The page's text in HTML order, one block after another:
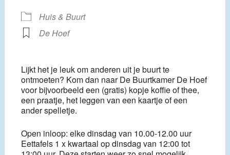
Huis & Buurt
De Hoef
Lijkt het je leuk om anderen uit je buurt te
ontmoeten? Kom dan naar De Buurtkamer De Hoef
voor bijvoorbeeld een (gratis) kopje koffie of thee,
een praatje, het leggen van een kaartje of een
ander spelletje.
Open inloop: elke dinsdag van 10.00-12.00 uur
Eettafels 1 x kwartaal op dinsdag van 12:00 tot